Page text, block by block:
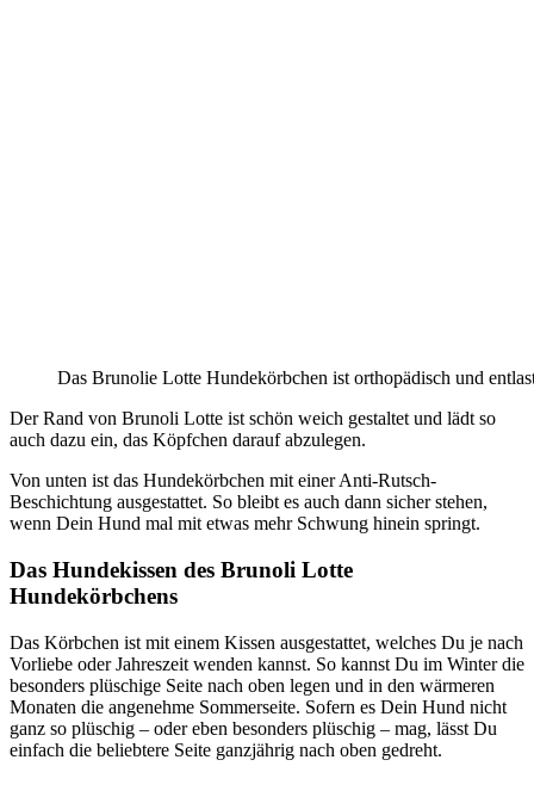
Das Brunolie Lotte Hundekörbchen ist orthopädisch und
Der Rand von Brunoli Lotte ist schön weich gestaltet und lädt so
auch dazu ein, das Köpfchen darauf abzulegen.
Von unten ist das Hundekörbchen mit einer Anti-Rutsch-
Beschichtung ausgestattet. So bleibt es auch dann sicher stehen,
wenn Dein Hund mal mit etwas mehr Schwung hinein springt.
Das Hundekissen des Brunoli Lotte
Hundekörbchens
Das Körbchen ist mit einem Kissen ausgestattet, welches Du je nach
Vorliebe oder Jahreszeit wenden kannst. So kannst Du im Winter die
besonders plüschige Seite nach oben legen und in den wärmeren
Monaten die angenehme Sommerseite. Sofern es Dein Hund nicht
ganz so plüschig – oder eben besonders plüschig – mag, lässt Du
einfach die beliebtere Seite ganzjährig nach oben gedreht.